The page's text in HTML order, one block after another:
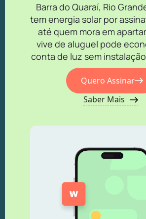
Barra do Quaraí, Rio
tem energia solar por
até quem mora em
vive de aluguel pode
conta de luz sem
Quero Assinar
Saber Mais